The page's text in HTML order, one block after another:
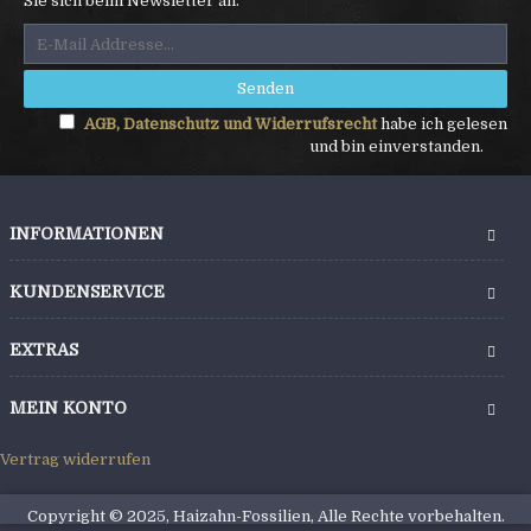
Senden
AGB, Datenschutz und Widerrufsrechthabe ich gelesen
und bin einverstanden.
INFORMATIONEN
KUNDENSERVICE
EXTRAS
MEIN KONTO
Vertrag widerrufen
Copyright © 2025, Haizahn-Fossilien, Alle Rechte vorbehalten.